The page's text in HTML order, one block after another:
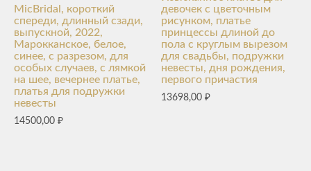
MicBridal, короткий
спереди, длинный сзади,
выпускной, 2022,
Марокканское, белое,
синее, с разрезом, для
особых случаев, с лямкой
на шее, вечернее платье,
платья для подружки
невесты
14500,00 ₽
девочек с цветочным
рисунком, платье
принцессы длиной до
пола с круглым вырезом
для свадьбы, подружки
невесты, дня рождения,
первого причастия
13698,00₽